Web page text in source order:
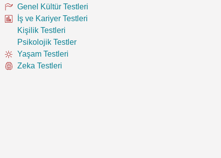
Genel Kültür Testleri
İş ve Kariyer Testleri
Kişilik Testleri
Psikolojik Testler
Yaşam Testleri
Zeka Testleri